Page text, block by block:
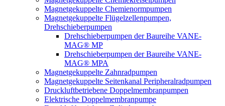
Magnetgekuppelte Chemienormpumpen
Magnetgekuppelte Flügelzellenpumpen,
Drehschieberpumpen
Drehschieberpumpen der Baureihe VANE-
MAG® MP
Drehschieberpumpen der Baureihe VANE-
MAG® MPA
Magnetgekuppelte Zahnradpumpen
Magnetgekuppelte Seitenkanal Peripheralradpumpen
Druckluftbetriebene Doppelmembranpumpen
Elektrische Doppelmembranpumpe